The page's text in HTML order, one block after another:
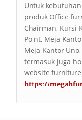
Untuk
produk Office
Chairman, Kursi
Point, Meja
Meja Kantor
termasuk juga
website
https://